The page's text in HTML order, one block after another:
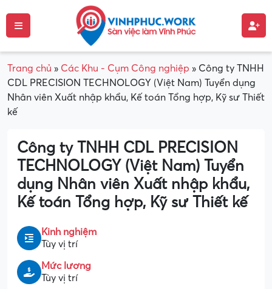
Trang chủ » Các Khu - Cụm Công nghiệp » Công ty TNHH
CDL PRECISION TECHNOLOGY (Việt Nam) Tuyển dụng
Nhân viên Xuất nhập khẩu, Kế toán Tổng hợp, Kỹ sư Thiết
kế
Công ty TNHH CDL PRECISION
TECHNOLOGY (Việt Nam) Tuyển
dụng Nhân viên Xuất nhập khẩu,
Kế toán Tổng hợp, Kỹ sư Thiết kế
Kinh nghiệm
Tùy vị trí
Mức lương
Tùy vị trí